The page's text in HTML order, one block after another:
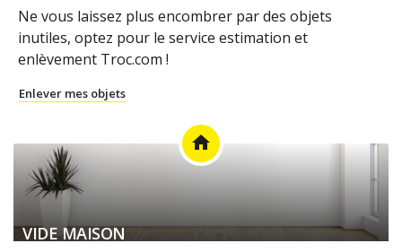
Ne vous laissez plus encombrer par des objets
inutiles, optez pour le service estimation et
enlèvement Troc.com !
Enlever mes objets
home
VIDE MAISON